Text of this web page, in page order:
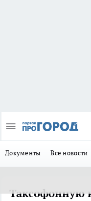
Документы Все новости
Таксофонную